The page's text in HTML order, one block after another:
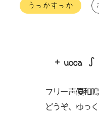
うっかすっか
+ ucca ∫
フリー声優和
どうぞ、ゆっ